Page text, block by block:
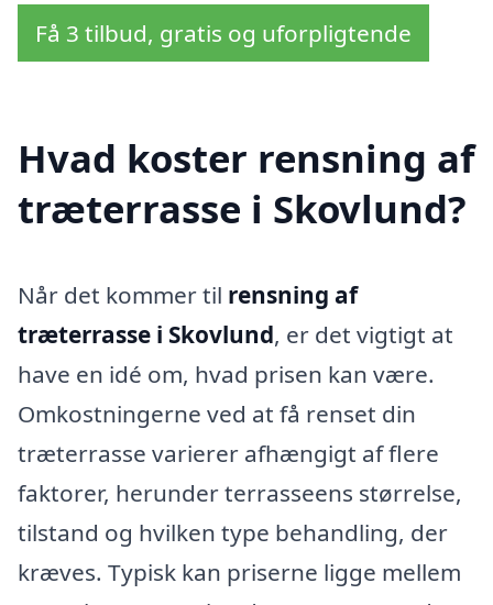
Få 3 tilbud, gratis og uforpligtende
Hvad koster rensning af
træterrasse i Skovlund?
Når det kommer til rensning af
træterrasse i Skovlund, er det vigtigt at
have en idé om, hvad prisen kan være.
Omkostningerne ved at få renset din
træterrasse varierer afhængigt af flere
faktorer, herunder terrasseens størrelse,
tilstand og hvilken type behandling, der
kræves. Typisk kan priserne ligge mellem